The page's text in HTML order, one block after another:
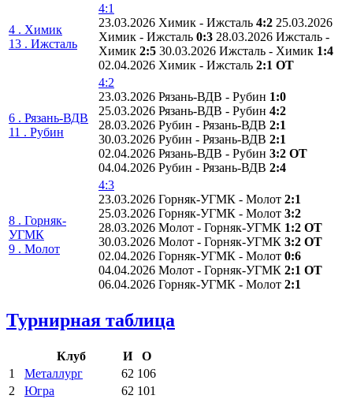
4 . Химик
13 . Ижсталь
4:1
23.03.2026 Химик - Ижсталь 4:2 25.03.2026
Химик - Ижсталь 0:3 28.03.2026 Ижсталь -
Химик 2:5 30.03.2026 Ижсталь - Химик 1:4
02.04.2026 Химик - Ижсталь 2:1 ОТ
6 . Рязань-ВДВ
11 . Рубин
4:2
23.03.2026 Рязань-ВДВ - Рубин 1:0
25.03.2026 Рязань-ВДВ - Рубин 4:2
28.03.2026 Рубин - Рязань-ВДВ 2:1
30.03.2026 Рубин - Рязань-ВДВ 2:1
02.04.2026 Рязань-ВДВ - Рубин 3:2 ОТ
04.04.2026 Рубин - Рязань-ВДВ 2:4
8 . Горняк-
УГМК
9 . Молот
4:3
23.03.2026 Горняк-УГМК - Молот 2:1
25.03.2026 Горняк-УГМК - Молот 3:2
28.03.2026 Молот - Горняк-УГМК 1:2 ОТ
30.03.2026 Молот - Горняк-УГМК 3:2 ОТ
02.04.2026 Горняк-УГМК - Молот 0:6
04.04.2026 Молот - Горняк-УГМК 2:1 ОТ
06.04.2026 Горняк-УГМК - Молот 2:1
Турнирная таблица
Клуб И
О
1
Металлург 62 106
2
Югра 62 101